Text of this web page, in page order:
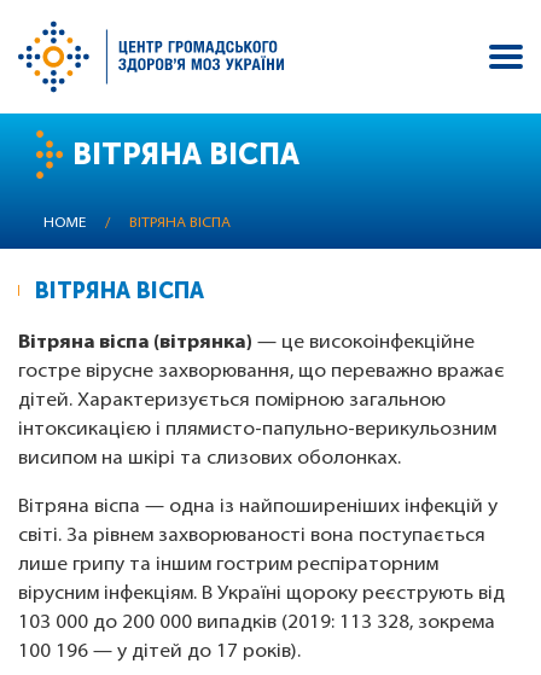
Skip
content
ВІТРЯНА ВІСПА
HOME / ВІТРЯНА ВІСПА
ВІТРЯНА ВІСПА
Вітряна віспа (вітрянка) — це високоінфекційне
гостре вірусне захворювання, що переважно вражає
дітей. Характеризується помірною загальною
інтоксикацією і плямисто-папульно-верикульозним
висипом на шкірі та слизових оболонках.
Вітряна віспа — одна із найпоширеніших інфекцій у
світі. За рівнем захворюваності вона поступається
лише грипу та іншим гострим респіраторним
вірусним інфекціям. В Україні щороку реєструють від
103 000 до 200 000 випадків (2019: 113 328, зокрема
100 196 — у дітей до 17 років).